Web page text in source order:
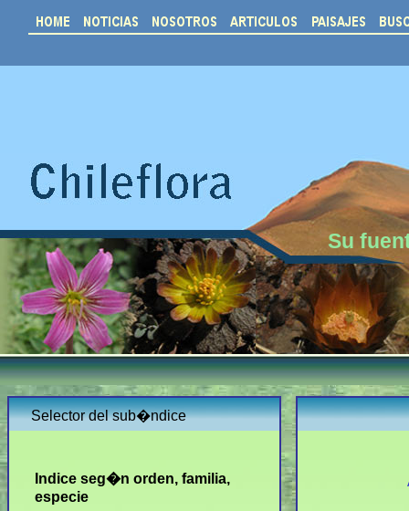
Su
Selector del sub�ndice
Indice seg�n orden, familia,
especie